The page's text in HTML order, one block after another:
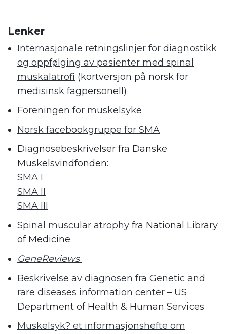
Lenker
Internasjonale retningslinjer for diagnostikk
og oppfølging av pasienter med spinal
muskalatrofi (kortversjon på norsk for
medisinsk fagpersonell)
Foreningen for muskelsyke
Norsk facebookgruppe for SMA
Diagnosebeskrivelser fra Danske
Muskelsvindfonden:
SMA I
SMA II
SMA III
Spinal muscular atrophy fra National Library
of Medicine
GeneReviews
Beskrivelse av diagnosen fra Genetic and
rare diseases information center – US
Department of Health & Human Services
Muskelsyk? et informasjonshefte om